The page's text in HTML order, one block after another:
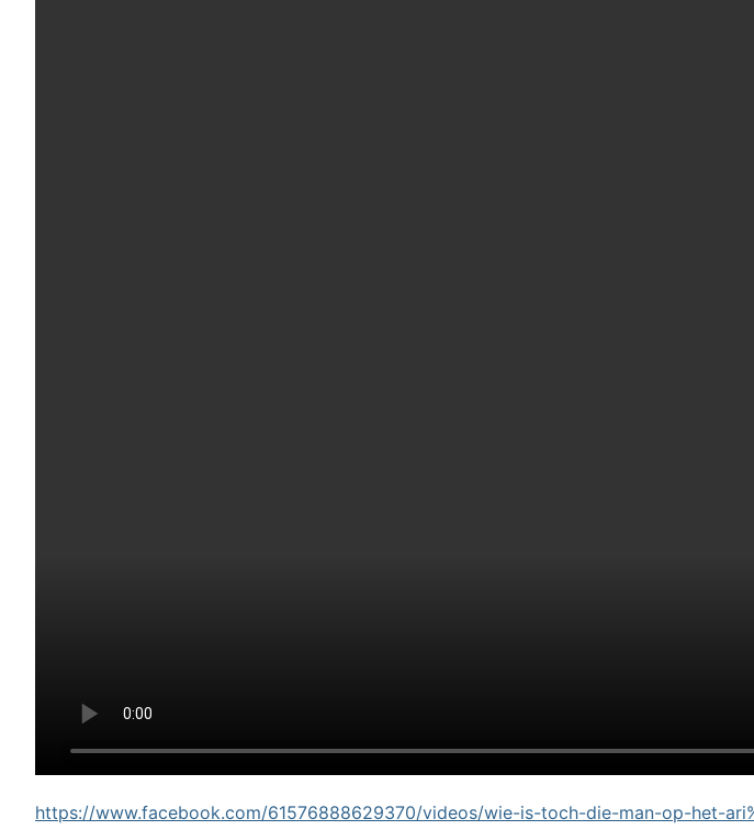
https://www.facebook.com/61576888629370/videos/wie-is-toch-die-man-op-het-